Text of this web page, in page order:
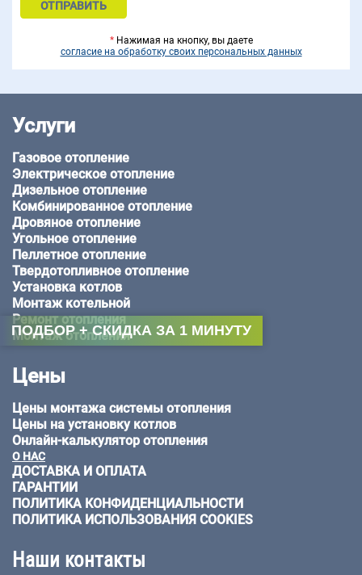
*Нажимая на кнопку, вы даете
согласие на обработку своих персональных данных
Услуги
Газовое отопление
Электрическое отопление
Дизельное отопление
Комбинированное отопление
Дровяное отопление
Угольное отопление
Пеллетное отопление
Твердотопливное отопление
Установка котлов
Монтаж котельной
Ремонт отопления
Монтаж отопления
Цены
Цены монтажа системы отопления
Цены на установку котлов
Онлайн-калькулятор отопления
О НАС
ДОСТАВКА И ОПЛАТА
ГАРАНТИИ
ПОЛИТИКА КОНФИДЕНЦИАЛЬНОСТИ
ПОЛИТИКА ИСПОЛЬЗОВАНИЯ COOKIES
Наши контакты
ПОДБОР + СКИДКА ЗА 1 МИНУТУ